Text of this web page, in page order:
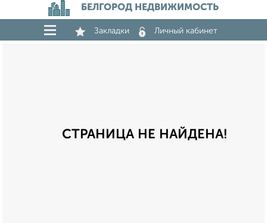
БЕЛГОРОД НЕДВИЖИМОСТЬ
Закладки Личный кабинет
СТРАНИЦА НЕ НАЙДЕНА!